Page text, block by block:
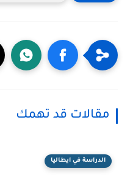
مقالات قد تهمك
الدراسة في ايطاليا